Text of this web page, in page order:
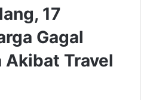
17
Gagal
Akibat Travel